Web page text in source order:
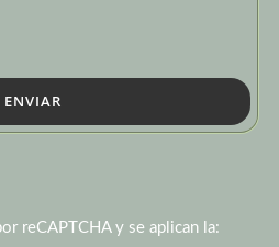
ENVIAR
reCAPTCHA y se aplican la: